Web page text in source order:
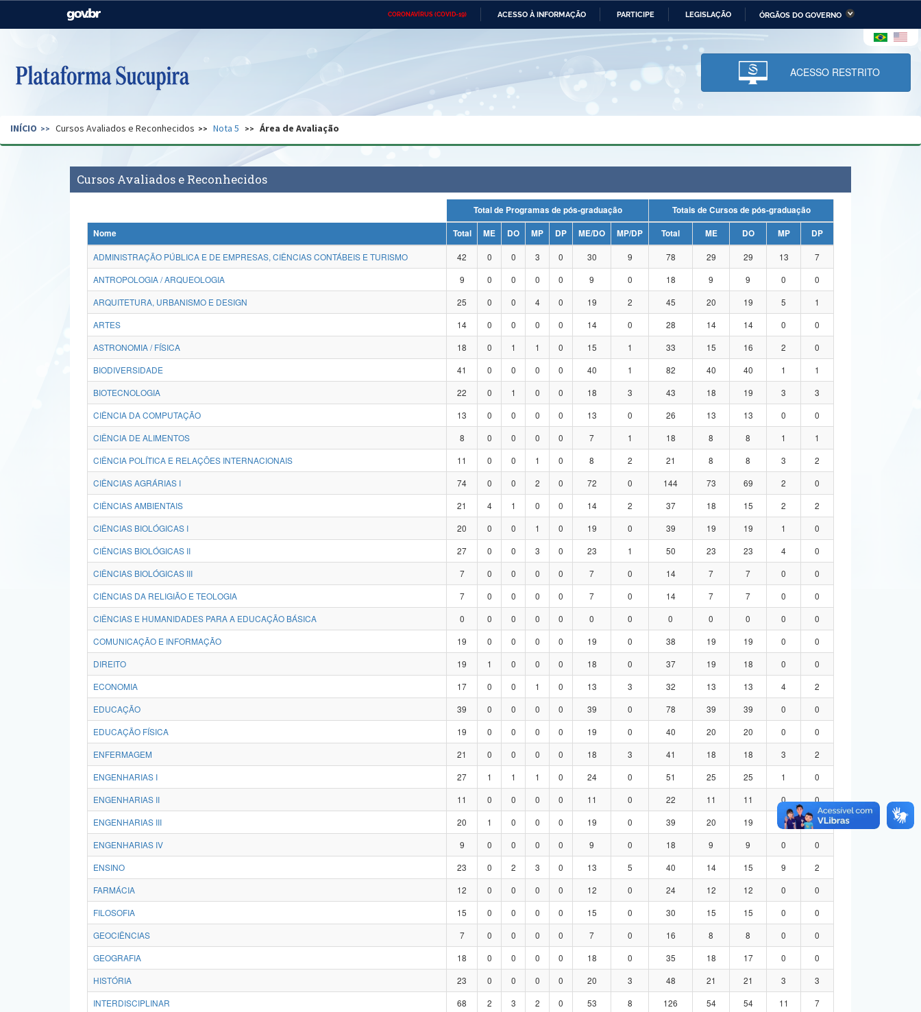
CORONAVÍRUS (COVID-19) ACESSO À INFORMAÇÃO PARTICIPE LEGISLAÇÃO ÓRGÃOS DO GOVERNO
Casa Civil Ministério das Relações Ministério da Economia Ministério da Infraestrutura
Pecuária e Abastecimento
Ministério da Ciência,
Tecnologia, Inovações e
Comunicações
Ministério do Desenvolvimento
Regional e dos Direitos Humanos
Secretaria de Governo Gabinete de Segurança Advocacia-Geral da União Banco Central do Brasil Planalto
ACESSO RESTRITO
INÍCIO Cursos Avaliados e Reconhecidos Nota 5 Área de Avaliação
Cursos Avaliados e Reconhecidos
Total de Programas de pós-graduação
Totais de Cursos de pós-graduação
Nome
Total ME DO MP DP ME/DO MP/DP Total ME DO MP
DP
ADMINISTRAÇÃO PÚBLICA E DE EMPRESAS, CIÊNCIAS CONTÁBEIS E TURISMO
42 0 0 3 0 30 9 78 29 29 13
7
ANTROPOLOGIA / ARQUEOLOGIA
9 0 0 0 0 9 0 18 9 9 0
0
ARQUITETURA, URBANISMO E DESIGN
25 0 0 4 0 19 2 45 20 19 5
1
ARTES
14 0 0 0 0 14 0 28 14 14 0
0
ASTRONOMIA / FÍSICA
18 0 1 1 0 15 1 33 15 16 2
0
BIODIVERSIDADE
41 0 0 0 0 40 1 82 40 40 1
1
BIOTECNOLOGIA
22 0 1 0 0 18 3 43 18 19 3
3
CIÊNCIA DA COMPUTAÇÃO
13 0 0 0 0 13 0 26 13 13 0
0
CIÊNCIA DE ALIMENTOS
8 0 0 0 0 7 1 18 8 8 1
1
CIÊNCIA POLÍTICA E RELAÇÕES INTERNACIONAIS
11 0 0 1 0 8 2 21 8 8 3
2
CIÊNCIAS AGRÁRIAS I
74 0 0 2 0 72 0 144 73 69 2
0
CIÊNCIAS AMBIENTAIS
21 4 1 0 0 14 2 37 18 15 2
2
CIÊNCIAS BIOLÓGICAS I
20 0 0 1 0 19 0 39 19 19 1
0
CIÊNCIAS BIOLÓGICAS II
27 0 0 3 0 23 1 50 23 23 4
0
CIÊNCIAS BIOLÓGICAS III
7 0 0 0 0 7 0 14 7 7 0
0
CIÊNCIAS DA RELIGIÃO E TEOLOGIA
7 0 0 0 0 7 0 14 7 7 0
0
CIÊNCIAS E HUMANIDADES PARA A EDUCAÇÃO BÁSICA
0 0 0 0 0 0 0 0 0 0 0
0
COMUNICAÇÃO E INFORMAÇÃO
19 0 0 0 0 19 0 38 19 19 0
0
DIREITO
19 1 0 0 0 18 0 37 19 18 0
0
ECONOMIA
17 0 0 1 0 13 3 32 13 13 4
2
EDUCAÇÃO
39 0 0 0 0 39 0 78 39 39 0
0
EDUCAÇÃO FÍSICA
19 0 0 0 0 19 0 40 20 20 0
0
ENFERMAGEM
21 0 0 0 0 18 3 41 18 18 3
2
ENGENHARIAS I
27 1 1 1 0 24 0 51 25 25 1
0
ENGENHARIAS II
11 0 0 0 0 11 0 22 11 11 0
0
ENGENHARIAS III
20 1 0 0 0 19 0 39 20 19 0
0
ENGENHARIAS IV
9 0 0 0 0 9 0 18 9 9 0
0
ENSINO
23 0 2 3 0 13 5 40 14 15 9
2
FARMÁCIA
12 0 0 0 0 12 0 24 12 12 0
0
FILOSOFIA
15 0 0 0 0 15 0 30 15 15 0
0
GEOCIÊNCIAS
7 0 0 0 0 7 0 16 8 8 0
0
GEOGRAFIA
18 0 0 0 0 18 0 35 18 17 0
0
HISTÓRIA
23 0 0 0 0 20 3 48 21 21 3
3
INTERDISCIPLINAR
68 2 3 2 0 53 8 126 54 54 11
7